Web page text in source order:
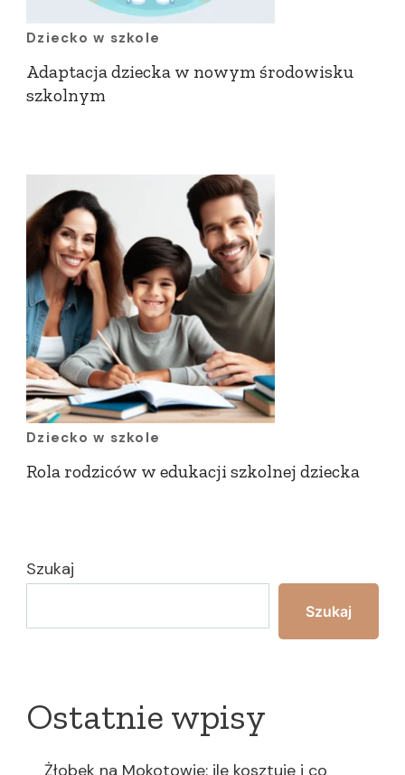
Dziecko w szkole
Adaptacja dziecka w nowym środowisku
szkolnym
Dziecko w szkole
Rola rodziców w edukacji szkolnej dziecka
Szukaj
Szukaj
Ostatnie wpisy
Żłobek na Mokotowie: ile kosztuje i co